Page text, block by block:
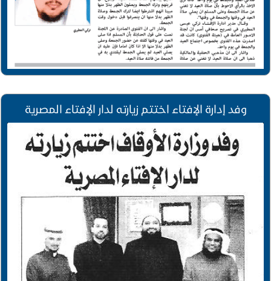
وفد إدارة الإفتاء اختتم زيارته لدار الإفتاء المصرية